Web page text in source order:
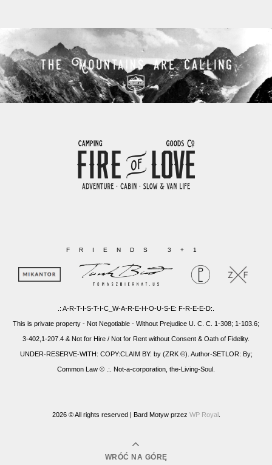
FRIENDS 3+1
.: A-R-T-I-S-T-I-C_W-A-R-E-H-O-U-S-E: F-R-E-E-D:.
This is private property - Not Negotiable - Without Prejudice U. C. C. 1-308; 1-103.6;
3-402,1-207.4 & Not for Hire / Not for Rent without Consent & Oath of Fidelity.
UNDER-RESERVE-WITH: COPY:CLAIM BY: by (ZRK ©). Author-SETLOR: By;
Common Law © .:. Not-a-corporation, the-Living-Soul.
2026 © All rights reserved | Bard Motyw przez WP Royal .
WRÓĆ NA GÓRĘ